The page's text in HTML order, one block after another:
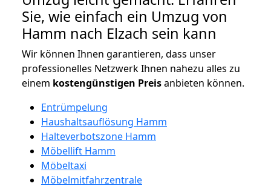
Sie, wie einfach ein Umzug von
Hamm nach Elzach sein kann
Wir können Ihnen garantieren, dass unser
professionelles Netzwerk Ihnen nahezu alles zu
einem kostengünstigen Preisanbieten können.
Entrümpelung
Haushaltsauflösung Hamm
Halteverbotszone Hamm
Möbellift Hamm
Möbeltaxi
Möbelmitfahrzentrale